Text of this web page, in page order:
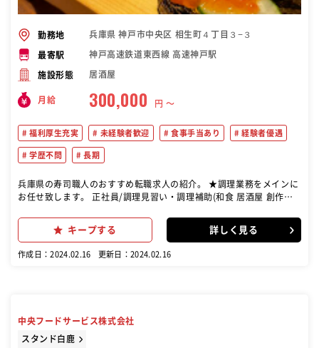
勤務地 兵庫県 神戸市中央区 相生町４丁目３−３
最寄駅 神戸高速鉄道東西線 高速神戸駅
施設形態 居酒屋
月給 300,000 円 〜
福利厚生充実 未経験者歓迎 食事手当あり 経験者優遇
学歴不問 長期
兵庫県の寿司職人のおすすめ転職求人の紹介。 ★調理業務をメインに
お任せ致します。 正社員/調理見習い・調理補助(和食 居酒屋 創作和
キープする 詳しく見る
作成日：2024.02.16 更新日：2024.02.16
中央フードサービス株式会社
スタンド白鹿